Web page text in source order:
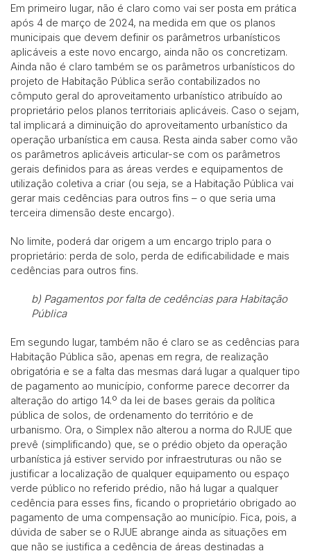
Em primeiro lugar, não é claro como vai ser posta em prática
após 4 de março de 2024, na medida em que os planos
municipais que devem definir os parâmetros urbanísticos
aplicáveis a este novo encargo, ainda não os concretizam.
Ainda não é claro também se os parâmetros urbanísticos do
projeto de Habitação Pública serão contabilizados no
cômputo geral do aproveitamento urbanístico atribuído ao
proprietário pelos planos territoriais aplicáveis. Caso o sejam,
tal implicará a diminuição do aproveitamento urbanístico da
operação urbanística em causa. Resta ainda saber como vão
os parâmetros aplicáveis articular-se com os parâmetros
gerais definidos para as áreas verdes e equipamentos de
utilização coletiva a criar (ou seja, se a Habitação Pública vai
gerar mais cedências para outros fins – o que seria uma
terceira dimensão deste encargo).
No limite, poderá dar origem a um encargo triplo para o
proprietário: perda de solo, perda de edificabilidade e mais
cedências para outros fins.
b) Pagamentos por falta de cedências para Habitação
Pública
Em segundo lugar, também não é claro se as cedências para
Habitação Pública são, apenas em regra, de realização
obrigatória e se a falta das mesmas dará lugar a qualquer tipo
de pagamento ao município, conforme parece decorrer da
alteração do artigo 14.º da lei de bases gerais da política
pública de solos, de ordenamento do território e de
urbanismo. Ora, o Simplex não alterou a norma do RJUE que
prevê (simplificando) que, se o prédio objeto da operação
urbanística já estiver servido por infraestruturas ou não se
justificar a localização de qualquer equipamento ou espaço
verde público no referido prédio, não há lugar a qualquer
cedência para esses fins, ficando o proprietário obrigado ao
pagamento de uma compensação ao município. Fica, pois, a
dúvida de saber se o RJUE abrange ainda as situações em
que não se justifica a cedência de áreas destinadas a